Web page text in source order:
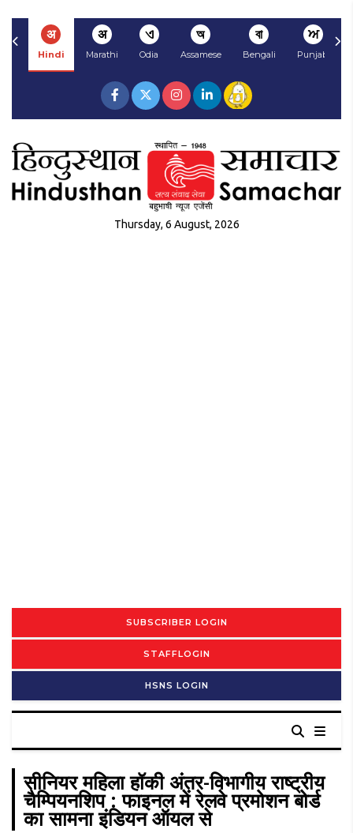
अ
Hindi
अ
Marathi
ଏ
Odia
অ
Assamese
বা
Bengali
ਅ
Punjabi
Thursday, 6 August, 2026
SUBSCRIBER LOGIN
STAFFLOGIN
HSNS LOGIN
सीनियर महिला हॉकी अंतर-विभागीय राष्ट्रीय
चैम्पियनशिप : फाइनल में रेलवे प्रमोशन बोर्ड
का सामना इंडियन ऑयल से